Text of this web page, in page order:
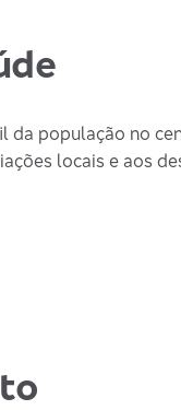
da população no
locais e aos